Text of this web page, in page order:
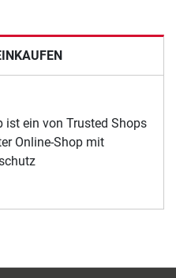
ist ein von Trusted Shops
Online-Shop mit